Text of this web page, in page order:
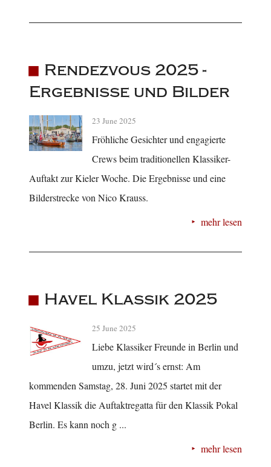
Rendezvous 2025 -
Ergebnisse und Bilder
23 June 2025
Fröhliche Gesichter und engagierte
Crews beim traditionellen Klassiker-
Auftakt zur Kieler Woche. Die Ergebnisse und eine
Bilderstrecke von Nico Krauss.
mehr lesen
Havel Klassik 2025
25 June 2025
Liebe Klassiker Freunde in Berlin und
umzu, jetzt wird´s ernst: Am
kommenden Samstag, 28. Juni 2025 startet mit der
Havel Klassik die Auftaktregatta für den Klassik Pokal
Berlin. Es kann noch g ...
mehr lesen